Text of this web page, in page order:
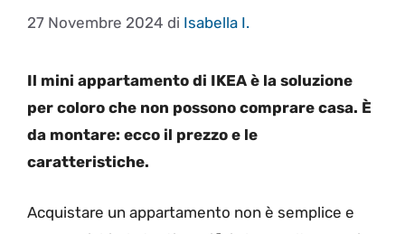
27 Novembre 2024 di Isabella I.
Il mini appartamento di IKEA è la soluzione
per coloro che non possono comprare casa. È
da montare: ecco il prezzo e le
caratteristiche.
Acquistare un appartamento non è semplice e